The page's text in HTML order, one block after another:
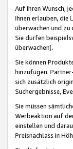
Auf Ihren Wunsch,
Ihnen erlauben, die
überwachen und
Sie dürfen
überwachen).
Sie können
hinzufügen.
sich zusätzlich
Suchergebnisse,
Sie müssen
Werbeaktion auf
einstellen und
Preisnachlass in